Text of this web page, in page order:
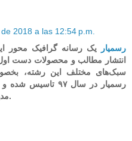
2018 a las 12:54 p.m.
رسمیار
یک رسانه گرافیک محور
انتشار مطالب و محصولات دست
سبک‌های مختلف این رشته،
مدیریت و بروز رسانی می گردد.